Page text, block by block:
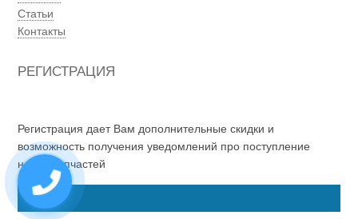
Статьи
Контакты
РЕГИСТРАЦИЯ
Регистрация дает Вам дополнительные скидки и
возможность получения уведомлений про поступление
новых запчастей